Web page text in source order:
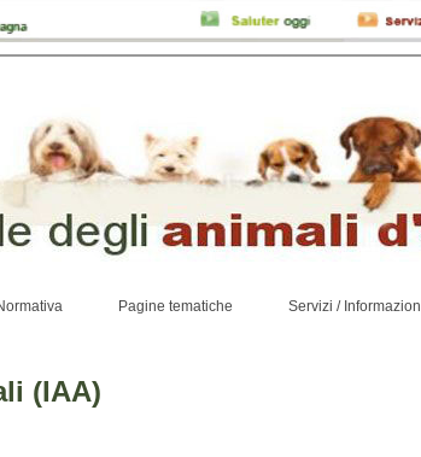
Pagine tematiche Servizi /
(IAA)